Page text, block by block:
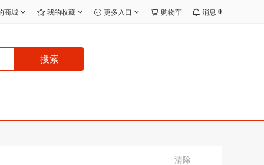
商城 我的收藏 更多入口 购物车 消息 0
搜索
清除